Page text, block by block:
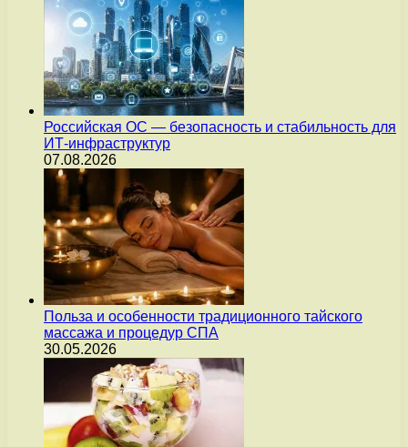
Российская ОС — безопасность и стабильность для
ИТ-инфраструктур
07.08.2026
Польза и особенности традиционного тайского
массажа и процедур СПА
30.05.2026